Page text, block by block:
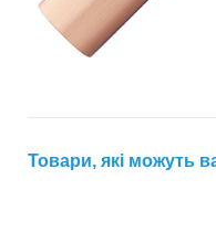
Товари, які можуть